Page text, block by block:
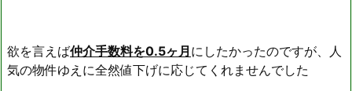
欲を言えば仲介手数料を0.5ヶ月 にしたかったのですが、人
気の物件ゆえに全然値下げに応じてくれませんでした